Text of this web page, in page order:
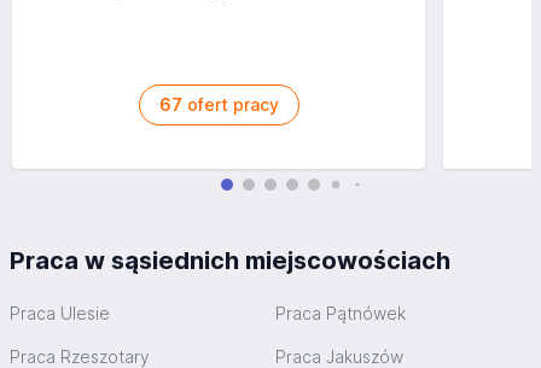
67 ofert pracy
Praca w sąsiednich miejscowościach
Praca Ulesie Praca Pątnówek
Praca Rzeszotary Praca Jakuszów